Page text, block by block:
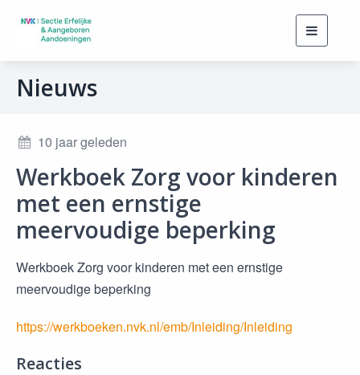
Toggle
Nieuws
10 jaar geleden
Werkboek Zorg voor kinderen
met een ernstige
meervoudige beperking
Werkboek Zorg voor kinderen met een ernstige
meervoudige beperking
https://werkboeken.nvk.nl/emb/Inleiding/Inleiding
Reacties